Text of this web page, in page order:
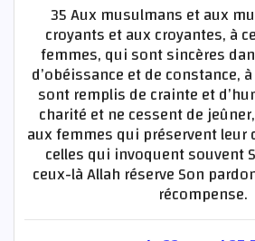
35 Aux musulmans et aux
croyants et aux croyantes, à
femmes, qui sont sincères
d’obéissance et de constance,
sont remplis de crainte et
charité et ne cessent de
aux femmes qui préservent leur
celles qui invoquent souvent
ceux-là Allah réserve Son
récompense.